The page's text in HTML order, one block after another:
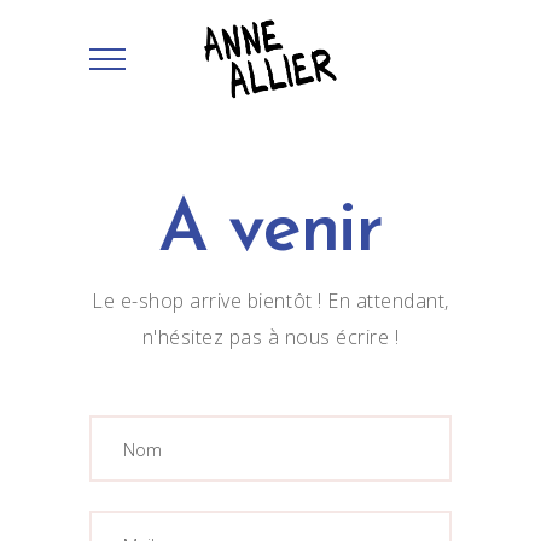
A venir
Le e-shop arrive bientôt ! En attendant,
n'hésitez pas à nous écrire !